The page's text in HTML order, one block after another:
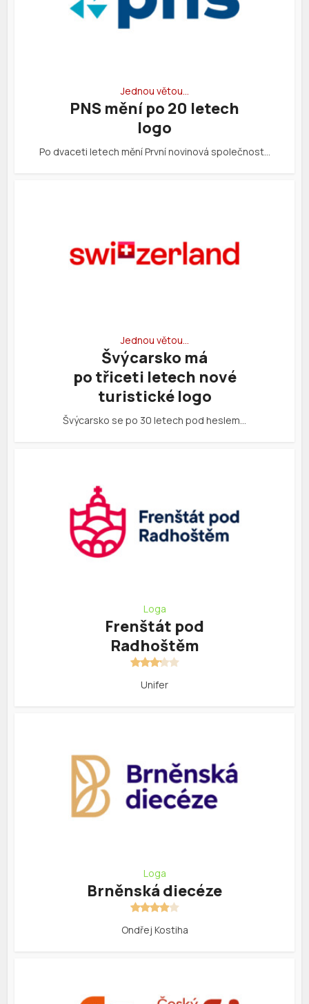
Jednou větou…
PNS mění po 20 letech
logo
Po dvaceti letech mění První novinová společnost…
Jednou větou…
Švýcarsko má
po třiceti letech nové
turistické logo
Švýcarsko se po 30 letech pod heslem…
Loga
Frenštát pod
Radhoštěm
Unifer
Loga
Brněnská diecéze
Ondřej Kostiha